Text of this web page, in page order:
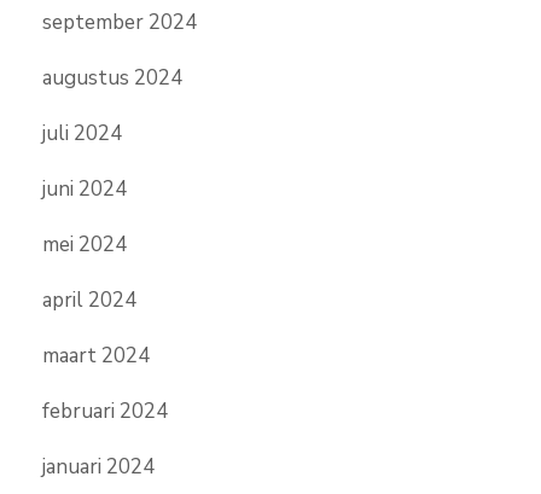
september 2024
augustus 2024
juli 2024
juni 2024
mei 2024
april 2024
maart 2024
februari 2024
januari 2024